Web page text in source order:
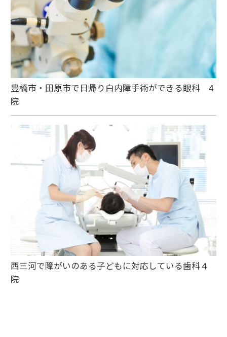
豊橋市・田原市で日帰り白内障手術ができる眼科 4
院
西三河で障がいのある子どもに対応している歯科４
院